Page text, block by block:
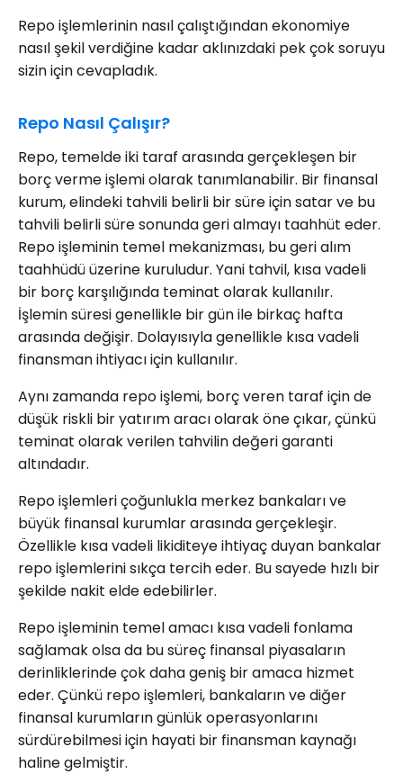
Repo işlemlerinin nasıl çalıştığından ekonomiye
nasıl şekil verdiğine kadar aklınızdaki pek çok soruyu
sizin için cevapladık.
Repo Nasıl Çalışır?
Repo, temelde iki taraf arasında gerçekleşen bir
borç verme işlemi olarak tanımlanabilir. Bir finansal
kurum, elindeki tahvili belirli bir süre için satar ve bu
tahvili belirli süre sonunda geri almayı taahhüt eder.
Repo işleminin temel mekanizması, bu geri alım
taahhüdü üzerine kuruludur. Yani tahvil, kısa vadeli
bir borç karşılığında teminat olarak kullanılır.
İşlemin süresi genellikle bir gün ile birkaç hafta
arasında değişir. Dolayısıyla genellikle kısa vadeli
finansman ihtiyacı için kullanılır.
Aynı zamanda repo işlemi, borç veren taraf için de
düşük riskli bir yatırım aracı olarak öne çıkar, çünkü
teminat olarak verilen tahvilin değeri garanti
altındadır.
Repo işlemleri çoğunlukla merkez bankaları ve
büyük finansal kurumlar arasında gerçekleşir.
Özellikle kısa vadeli likiditeye ihtiyaç duyan bankalar
repo işlemlerini sıkça tercih eder. Bu sayede hızlı bir
şekilde nakit elde edebilirler.
Repo işleminin temel amacı kısa vadeli fonlama
sağlamak olsa da bu süreç finansal piyasaların
derinliklerinde çok daha geniş bir amaca hizmet
eder. Çünkü repo işlemleri, bankaların ve diğer
finansal kurumların günlük operasyonlarını
sürdürebilmesi için hayati bir finansman kaynağı
haline gelmiştir.